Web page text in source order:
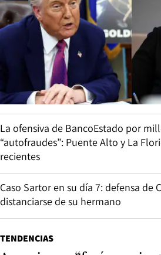
La ofensiva de BancoEstado por
“autofraudes”: Puente Alto y La
recientes
Caso Sartor en su día 7: defensa de
distanciarse de su hermano
TENDENCIAS